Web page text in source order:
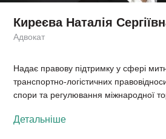
Киреєва Наталія
Адвокат
Надає правову підтримку у сфері
транспортно-логістичних
спори та регулювання міжнародної
Детальніше